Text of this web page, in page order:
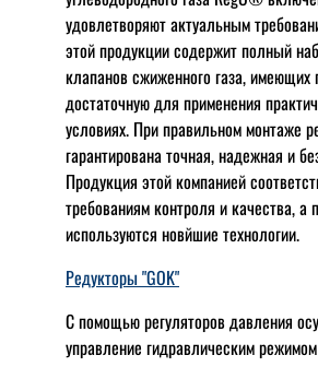
удовлетворяют актуальным
этой продукции содержит полный
клапанов сжиженного газа, имеющих
достаточную для применения
условиях. При правильном монтаже
гарантирована точная, надежная и
Продукция этой компанией
требованиям контроля и качества, а
используются новйшие технологии.
Редукторы "GOK"
С помощью регуляторов давления
управление гидравлическим